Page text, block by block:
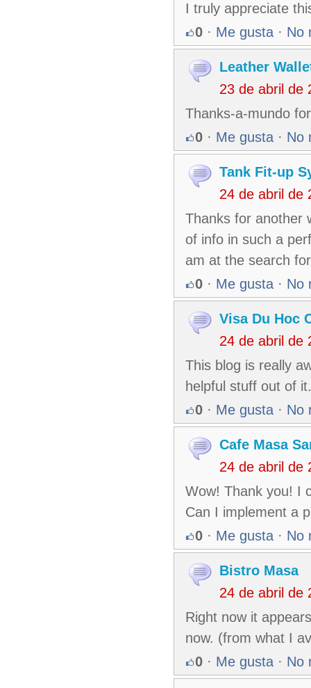
I truly appreciate
0 · Me gusta · No
Leather
23 de abril de
Thanks-a-mundo
0 · Me gusta · No
Tank Fit-up
24 de abril de
Thanks for another
of info in such a
am at the search
0 · Me gusta · No
Visa Du Hoc
24 de abril de
This blog is really
helpful stuff out of
0 · Me gusta · No
Cafe Masa
24 de abril de
Wow! Thank you! I
Can I implement a
0 · Me gusta · No
Bistro Masa
24 de abril de
Right now it
now. (from what I
0 · Me gusta · No